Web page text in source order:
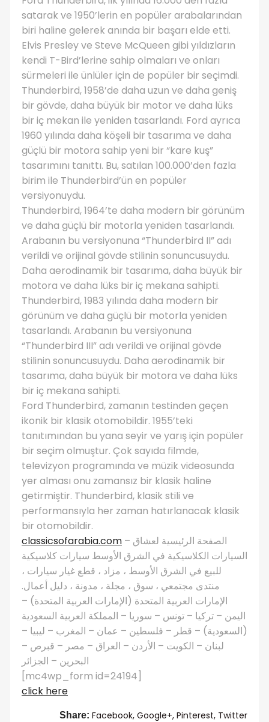
satarak ve 1950’lerin en popüler arabalarından
biri haline gelerek anında bir başarı elde etti.
Elvis Presley ve Steve McQueen gibi yıldızların
kendi T-Bird’lerine sahip olmaları ve onları
sürmeleri ile ünlüler için de popüler bir seçimdi.
Thunderbird, 1958’de daha uzun ve daha geniş
bir gövde, daha büyük bir motor ve daha lüks
bir iç mekan ile yeniden tasarlandı. Ford ayrıca
1960 yılında daha köşeli bir tasarıma ve daha
güçlü bir motora sahip yeni bir “kare kuş”
tasarımını tanıttı. Bu, satılan 100.000’den fazla
birim ile Thunderbird’ün en popüler
versiyonuydu.
Thunderbird, 1964’te daha modern bir görünüm
ve daha güçlü bir motorla yeniden tasarlandı.
Arabanın bu versiyonuna “Thunderbird II” adı
verildi ve orijinal gövde stilinin sonuncusuydu.
Daha aerodinamik bir tasarıma, daha büyük bir
motora ve daha lüks bir iç mekana sahipti.
Thunderbird, 1983 yılında daha modern bir
görünüm ve daha güçlü bir motorla yeniden
tasarlandı. Arabanın bu versiyonuna
“Thunderbird III” adı verildi ve orijinal gövde
stilinin sonuncusuydu. Daha aerodinamik bir
tasarıma, daha büyük bir motora ve daha lüks
bir iç mekana sahipti.
Ford Thunderbird, zamanın testinden geçen
ikonik bir klasik otomobildir. 1955’teki
tanıtımından bu yana seyir ve yarış için popüler
bir seçim olmuştur. Çok sayıda filmde,
televizyon programında ve müzik videosunda
yer alması onu zamansız bir klasik haline
getirmiştir. Thunderbird, klasik stili ve
performansıyla her zaman hatırlanacak klasik
bir otomobildir.
classicsofarabia.com – الصفحة الرئيسية لعشاق
السيارات الكلاسيكية في الشرق الأوسط سيارات كلاسيكية
للبيع في الشرق الأوسط ، مزاد ، قطع غيار سيارات ،
منتدى مجتمعي ، سوق ، مجلة ، مدونة ، دليل أعمال.
الإمارات العربية المتحدة (الإمارات العربية المتحدة) –
اليمن – تركيا – تونس – سوريا – المملكة العربية السعودية
(السعودية) – قطر – فلسطين – عمان – المغرب – ليبيا –
لبنان – الكويت – الأردن – العراق – مصر – قبرص –
البحرين – الجزائر
[mc4wp_form id=24194]
click here
Share: Facebook, Google+, Pinterest, Twitter